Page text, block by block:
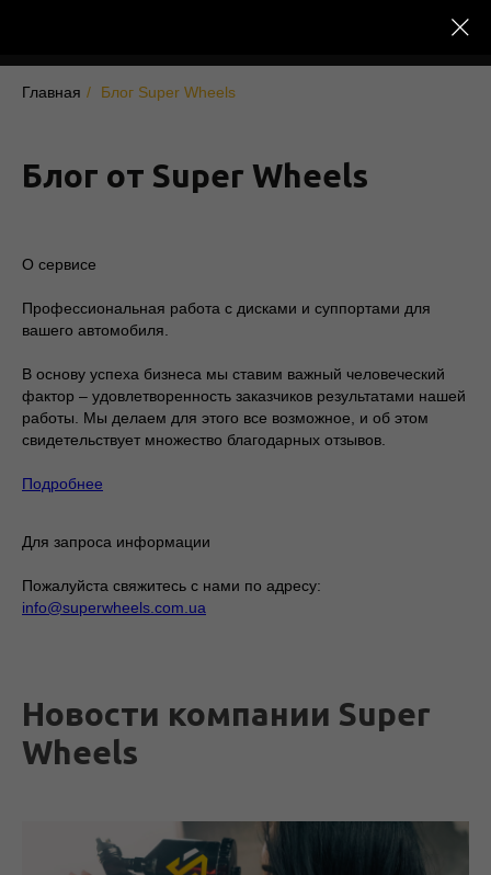
Главная / Блог Super Wheels
Блог от Super Wheels
О сервисе
Профессиональная работа с дисками и суппортами для
вашего автомобиля.
В основу успеха бизнеса мы ставим важный человеческий
фактор – удовлетворенность заказчиков результатами нашей
работы. Мы делаем для этого все возможное, и об этом
свидетельствует множество благодарных отзывов.
Подробнее
Для запроса информации
Пожалуйста свяжитесь с нами по адресу:
info@superwheels.com.ua
Новости компании Super
Wheels